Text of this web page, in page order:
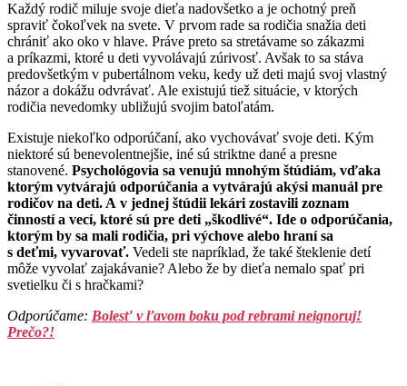
Každý rodič miluje svoje dieťa nadovšetko a je ochotný preň
spraviť čokoľvek na svete. V prvom rade sa rodičia snažia deti
chrániť ako oko v hlave. Práve preto sa stretávame so zákazmi
a príkazmi, ktoré u deti vyvolávajú zúrivosť. Avšak to sa stáva
predovšetkým v pubertálnom veku, kedy už deti majú svoj vlastný
názor a dokážu odvrávať. Ale existujú tiež situácie, v ktorých
rodičia nevedomky ubližujú svojim batoľatám.
Existuje niekoľko odporúčaní, ako vychovávať svoje deti. Kým
niektoré sú benevolentnejšie, iné sú striktne dané a presne
stanovené. Psychológovia sa venujú mnohým štúdiám, vďaka
ktorým vytvárajú odporúčania a vytvárajú akýsi manuál pre
rodičov na deti. A v jednej štúdii lekári zostavili zoznam
činností a vecí, ktoré sú pre deti „škodlivé“. Ide o odporúčania,
ktorým by sa mali rodičia, pri výchove alebo hraní sa
s deťmi, vyvarovať. Vedeli ste napríklad, že také šteklenie detí
môže vyvolať zajakávanie? Alebo že by dieťa nemalo spať pri
svetielku či s hračkami?
Odporúčame: Bolesť v ľavom boku pod rebrami neignoruj!
Prečo?!